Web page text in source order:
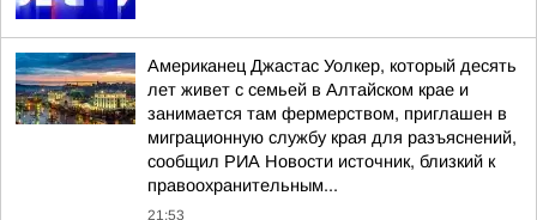
Американец Джастас Уолкер, который десять
лет живет с семьей в Алтайском крае и
занимается там фермерством, приглашен в
миграционную службу края для разъяснений,
сообщил РИА Новости источник, близкий к
правоохранительным...
21:53